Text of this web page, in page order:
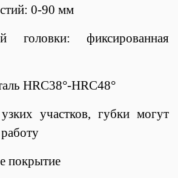
0-90 мм
головки: фиксированная
HRC38°-HRC48°
участков, губки могут
покрытие